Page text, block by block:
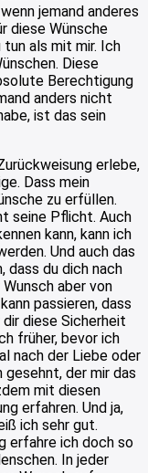
jemand anderes
diese Wünsche
als mit mir. Ich
Diese
Berechtigung
anders nicht
ist das sein
erlebe,
Dass mein
zu erfüllen.
seine Pflicht. Auch
kann, kann ich
Und auch das
dass du dich nach
aber von
passieren, dass
diese Sicherheit
früher, bevor ich
nach der Liebe oder
der mir das
mit diesen
erfahren. Und ja,
ich sehr gut.
erfahre ich doch so
In jeder